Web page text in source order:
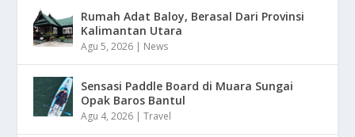
Rumah Adat Baloy, Berasal Dari Provinsi
Kalimantan Utara
Agu 5, 2026 | News
Sensasi Paddle Board di Muara Sungai
Opak Baros Bantul
Agu 4, 2026 |Travel